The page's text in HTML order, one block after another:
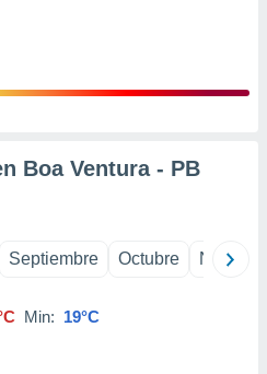
Boa Ventura - PB
Septiembre Octubre
Min: 19°C